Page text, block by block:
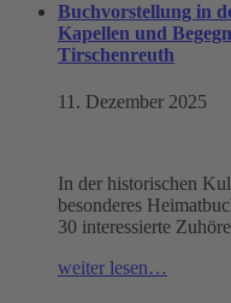
Buchvorstellung in
Kapellen und
Tirschenreuth
11. Dezember 2025
In der historischen
besonderes
30 interessierte
weiter lesen…